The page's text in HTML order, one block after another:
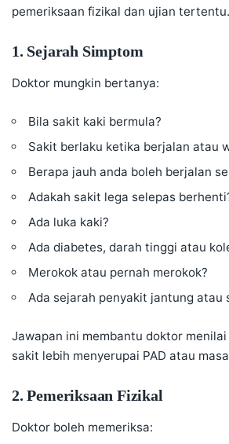
pemeriksaan fizikal dan ujian tertentu.
1. Sejarah Simptom
Doktor mungkin bertanya:
Bila sakit kaki bermula?
Sakit berlaku ketika berjalan atau
Berapa jauh anda boleh berjalan
Adakah sakit lega selepas
Ada luka kaki?
Ada diabetes, darah tinggi atau
Merokok atau pernah merokok?
Ada sejarah penyakit jantung atau
Jawapan ini membantu doktor
sakit lebih menyerupai PAD atau
2. Pemeriksaan Fizikal
Doktor boleh memeriksa: